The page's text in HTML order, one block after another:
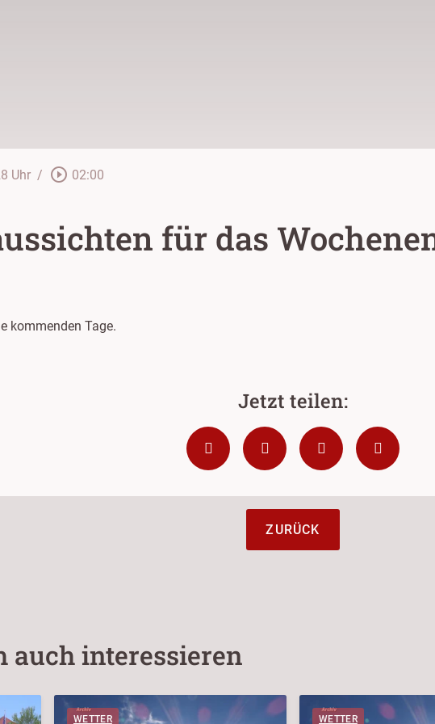
Uhr / play_circle_outline 02:00
für das
kommenden Tage.
ZURÜCK
auch interessieren
WETTER WETTER